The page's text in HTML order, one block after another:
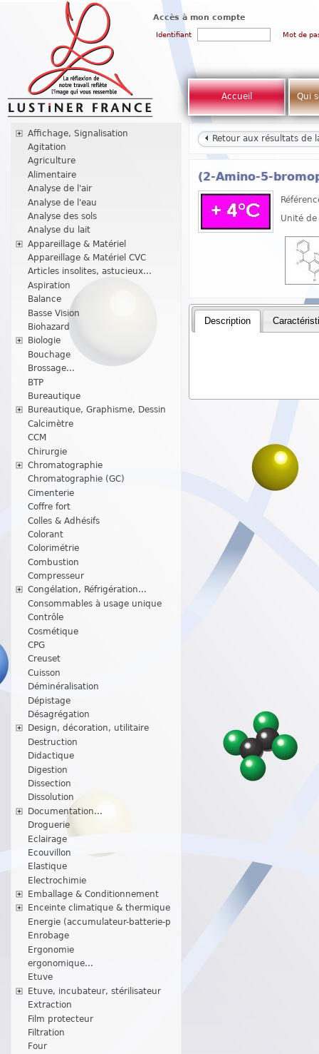
Accès à mon compte
Identifiant Mot de
Accueil Qui
Affichage, Signalisation
Agitation
Agriculture
Alimentaire
Analyse de l'air
Analyse de l'eau
Analyse des sols
Analyse du lait
Appareillage & Matériel
Appareillage & Matériel CVC
Articles insolites, astucieux...
Aspiration
Balance
Basse Vision
Biohazard
Biologie
Bouchage
Brossage...
BTP
Bureautique
Bureautique, Graphisme, Dessin
Calcimètre
CCM
Chirurgie
Chromatographie
Chromatographie (GC)
Cimenterie
Coffre fort
Colles & Adhésifs
Colorant
Colorimétrie
Combustion
Compresseur
Congélation, Réfrigération...
Consommables à usage unique
Contrôle
Cosmétique
CPG
Creuset
Cuisson
Déminéralisation
Dépistage
Désagrégation
Design, décoration, utilitaire
Destruction
Didactique
Digestion
Dissection
Dissolution
Documentation...
Droguerie
Eclairage
Ecouvillon
Elastique
Electrochimie
Emballage & Conditionnement
Enceinte climatique & thermique
Energie (accumulateur-batterie-p
Enrobage
Ergonomie
ergonomique...
Etuve
Etuve, incubateur, stérilisateur
Extraction
Film protecteur
Filtration
Four
Retour aux résultats de
(2-Amino-5-
Unité
Description